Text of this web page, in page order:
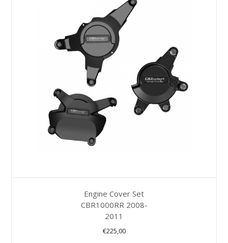
Engine Cover Set
CBR1000RR 2008-
2011
€225,00